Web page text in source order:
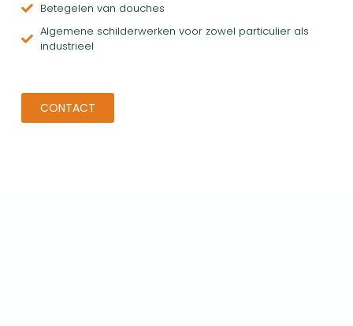
Betegelen van douches
Algemene schilderwerken voor zowel particulier als
industrieel
CONTACT